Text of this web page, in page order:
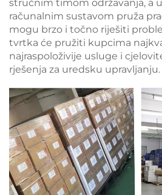
stručnim timom održavanja, a
računalnim sustavom pruža
mogu brzo i točno riješiti
tvrtka će pružiti kupcima
najraspoloživije usluge i
rješenja za uredsku upravljanju.